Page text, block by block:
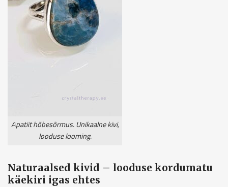
Apatiit hõbesõrmus. Unikaalne kivi,
looduse looming.
Naturaalsed kivid – looduse kordumatu
käekiri igas ehtes